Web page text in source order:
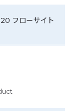
フローサイト